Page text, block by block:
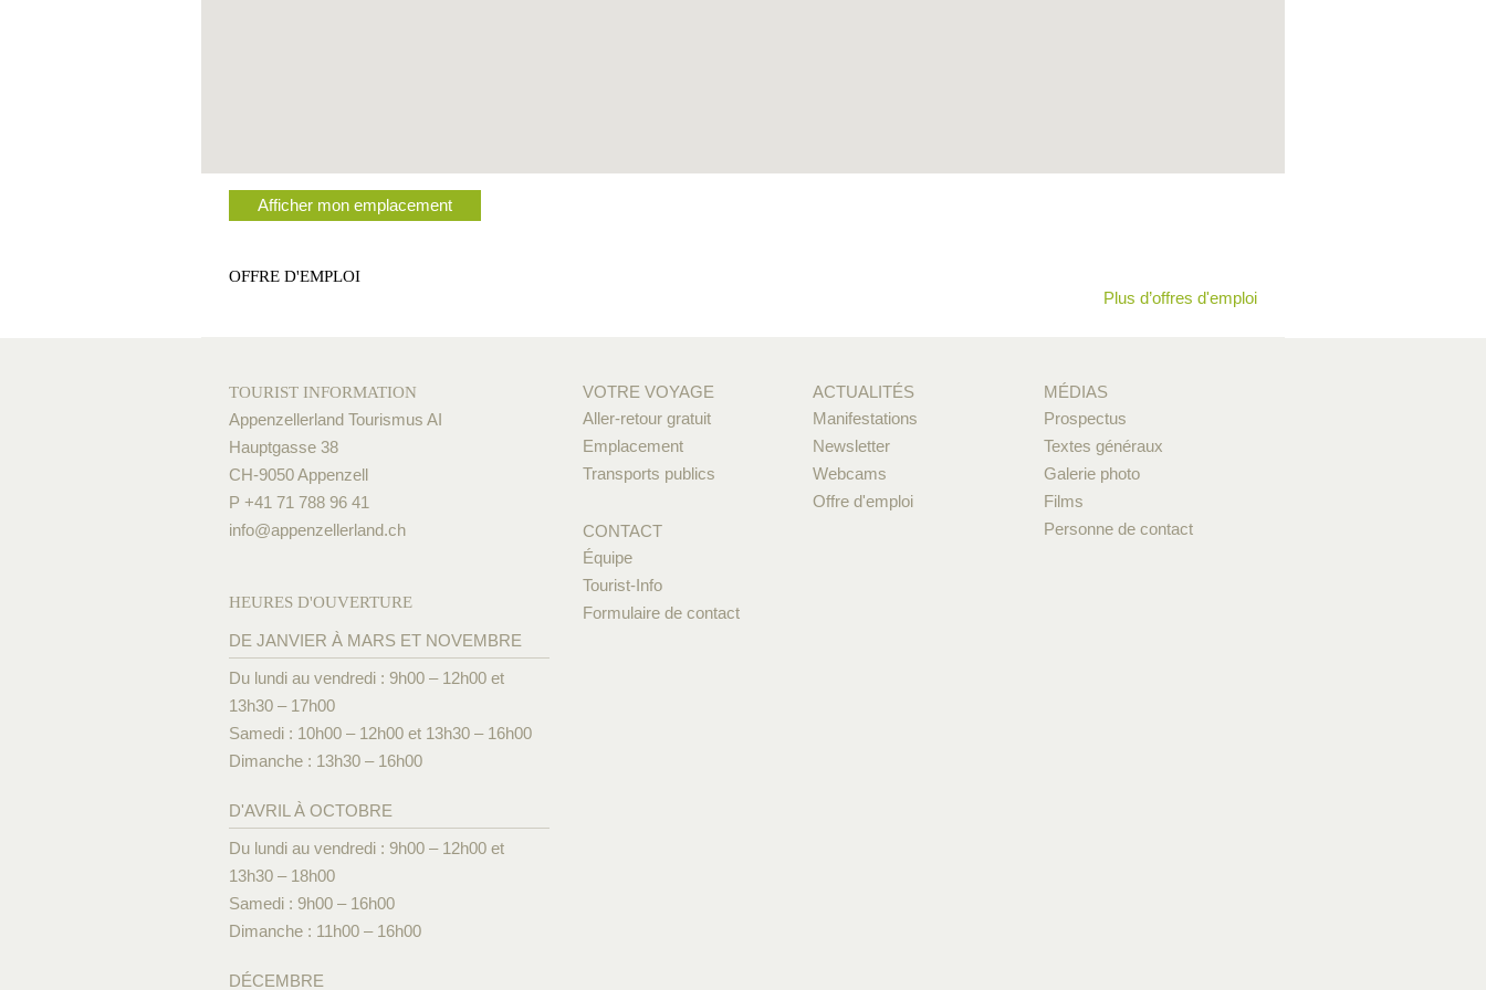
Afficher mon emplacement
OFFRE D'EMPLOI
Plus d’offres d'emploi
TOURIST INFORMATION
Appenzellerland Tourismus AI
Hauptgasse 38
CH-9050 Appenzell
P +41 71 788 96 41
info@appenzellerland.ch
HEURES D'OUVERTURE
DE JANVIER À MARS ET NOVEMBRE
Du lundi au vendredi : 9h00 – 12h00 et
13h30 – 17h00
Samedi : 10h00 – 12h00 et 13h30 – 16h00
Dimanche : 13h30 – 16h00
D'AVRIL À OCTOBRE
Du lundi au vendredi : 9h00 – 12h00 et
13h30 – 18h00
Samedi : 9h00 – 16h00
Dimanche : 11h00 – 16h00
DÉCEMBRE
VOTRE VOYAGE
Aller-retour gratuit
Emplacement
Transports publics
CONTACT
Équipe
Tourist-Info
Formulaire de contact
ACTUALITÉS
Manifestations
Newsletter
Webcams
Offre d'emploi
MÉDIAS
Prospectus
Textes généraux
Galerie photo
Films
Personne de contact